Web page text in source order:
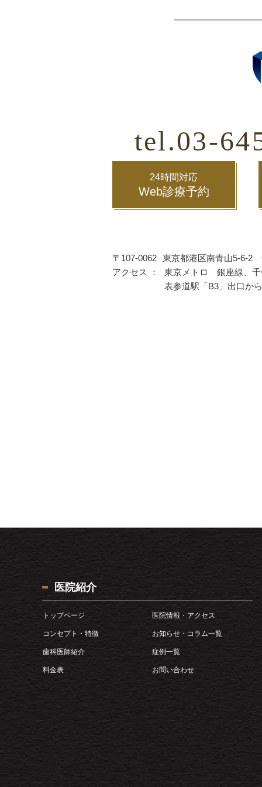
tel.03-
24時間対応
Web診療予約
〒107-0062 東京都港区南青山5-6-2
アクセス ：
東京メトロ 銀座線、千
表参道駅「B3」出口か
医院紹介
トップページ 医院情報・アクセス
コンセプト・特徴 お知らせ・コラム一覧
歯科医師紹介 症例一覧
料金表 お問い合わせ